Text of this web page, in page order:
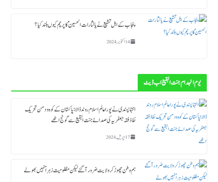
پنجاب کے اہل تشیع نے یا لثارات الحسینؑ کا پرچم کیوں بلند کیا ؟
14 اکتوبر, 2024
یوم انہدام جنت البقیع اب ڈیٹ
انتہاپسندی نے پورا عالم اسلام روند ڈالا؛ پاکستان کے کوہ و دمن تحریک
نفاذ فقہ جعفریہ کی صدائے جنت البقیع سے گونج اٹھے
17 اپریل, 2024
ہم وطن چھوڑ کر ولایت ضرور آگئے لیکن مظلومیت زہراؑ نہیں بھولے